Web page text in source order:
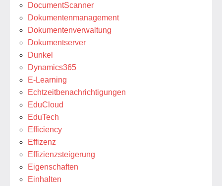
DocumentScanner
Dokumentenmanagement
Dokumentenverwaltung
Dokumentserver
Dunkel
Dynamics365
E-Learning
Echtzeitbenachrichtigungen
EduCloud
EduTech
Efficiency
Effizenz
Effizienzsteigerung
Eigenschaften
Einhalten